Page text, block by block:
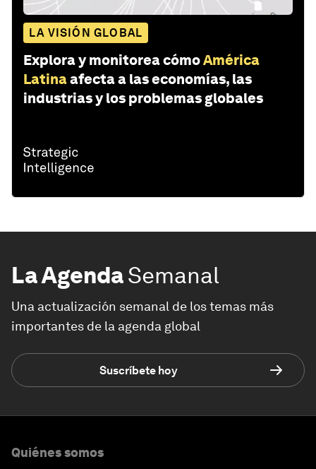
LA VISIÓN GLOBAL
Explora y monitorea cómoAmérica
Latinaafecta a las economías, las
industrias y los problemas globales
La AgendaSemanal
Una actualización semanal de los temas más
importantes de la agenda global
Suscríbete hoy
Quiénes somos